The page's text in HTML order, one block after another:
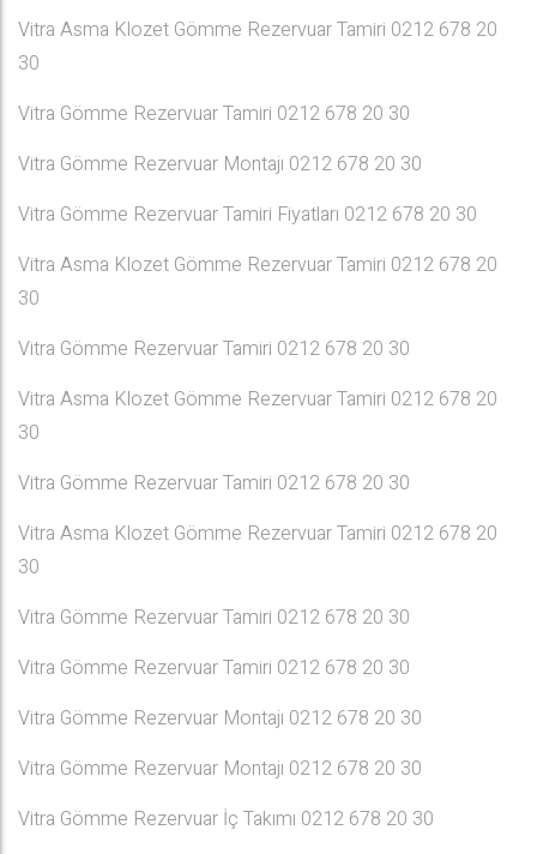
Vitra Asma Klozet Gömme Rezervuar Tamiri 0212 678 20
30
Vitra Gömme Rezervuar Tamiri 0212 678 20 30
Vitra Gömme Rezervuar Montajı 0212 678 20 30
Vitra Gömme Rezervuar Tamiri Fiyatları 0212 678 20 30
Vitra Asma Klozet Gömme Rezervuar Tamiri 0212 678 20
30
Vitra Gömme Rezervuar Tamiri 0212 678 20 30
Vitra Asma Klozet Gömme Rezervuar Tamiri 0212 678 20
30
Vitra Gömme Rezervuar Tamiri 0212 678 20 30
Vitra Asma Klozet Gömme Rezervuar Tamiri 0212 678 20
30
Vitra Gömme Rezervuar Tamiri 0212 678 20 30
Vitra Gömme Rezervuar Tamiri 0212 678 20 30
Vitra Gömme Rezervuar Montajı 0212 678 20 30
Vitra Gömme Rezervuar Montajı 0212 678 20 30
Vitra Gömme Rezervuar İç Takımı 0212 678 20 30